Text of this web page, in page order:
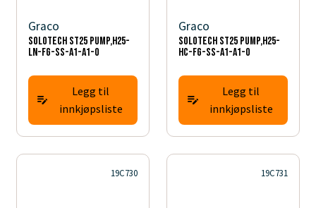
Graco
SOLOTECH ST25 PUMP,H25-
LN-FG-SS-A1-A1-0
Legg til
innkjøpsliste
Graco
SOLOTECH ST25 PUMP,H25-
HC-FG-SS-A1-A1-0
Legg til
innkjøpsliste
19C730 19C731